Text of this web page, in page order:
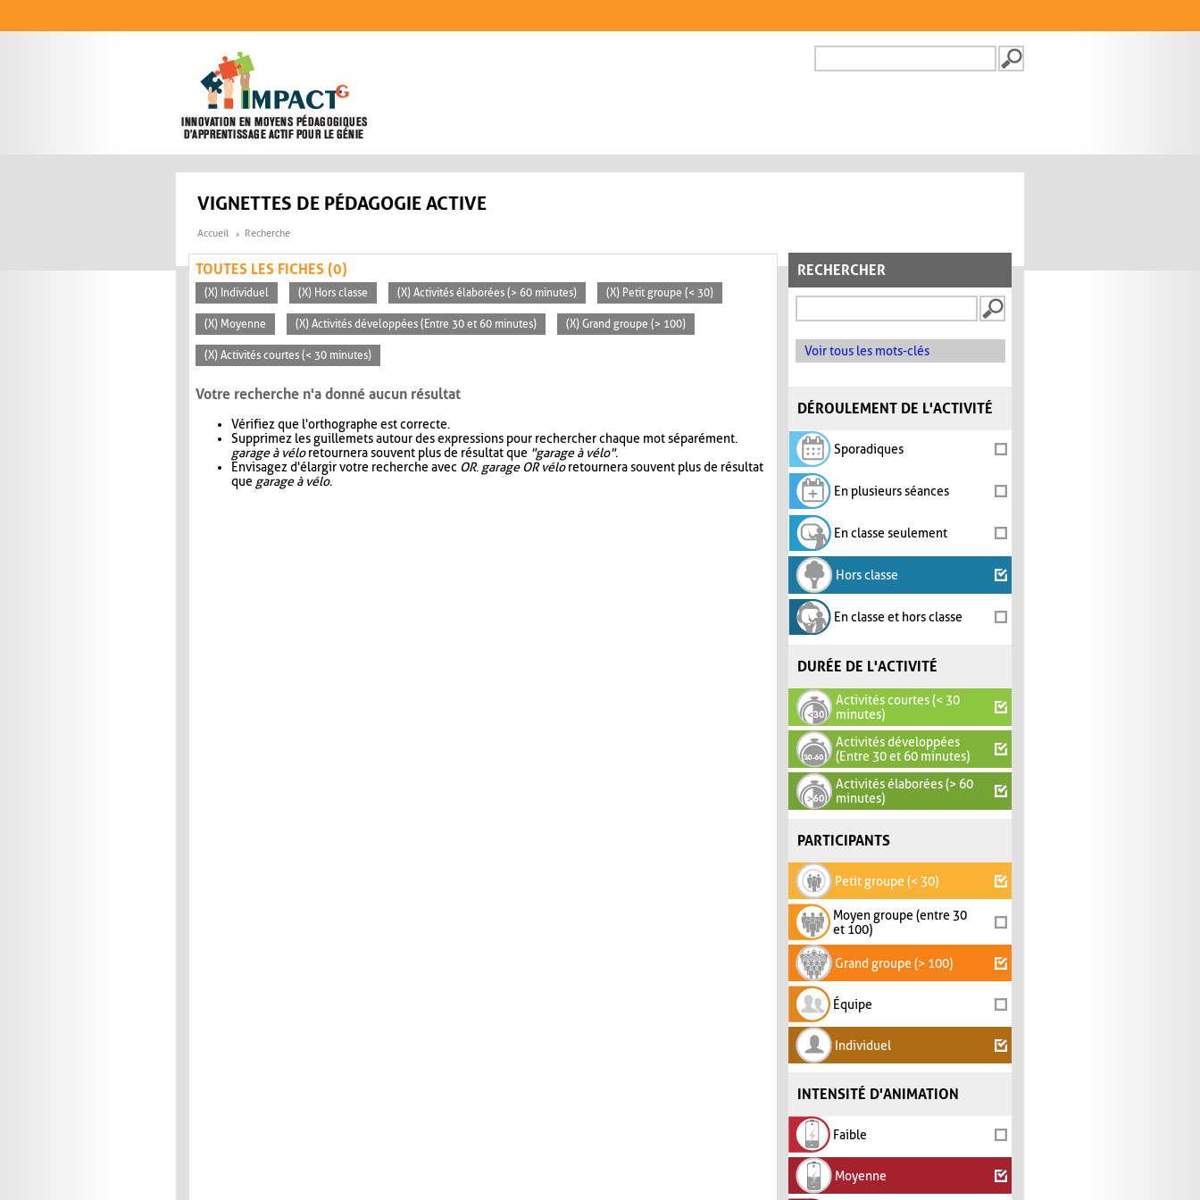
FORMULAIRE DE
VIGNETTES DE PÉDAGOGIE ACTIVE
Accueil Recherche
RECHERCHER
Voir tous les mots-clés
DÉROULEMENT DE L'ACTIVITÉ
Sporadiques
En plusieurs séances
En classe seulement
Hors classe
En classe et hors classe
DURÉE DE L'ACTIVITÉ
Activités courtes (< 30
minutes)
Activités développées
(Entre 30 et 60 minutes)
Activités élaborées (> 60
minutes)
PARTICIPANTS
Petit groupe (< 30)
Moyen groupe (entre 30
et 100)
Grand groupe (> 100)
Équipe
Individuel
INTENSITÉ D'ANIMATION
Faible
Moyenne
TOUTES LES FICHES (0)
(X) Individuel (X) Hors classe (X) Activités élaborées (> 60 minutes) (X) Petit groupe (< 30)
(X) Moyenne (X) Activités développées (Entre 30 et 60 minutes) (X) Grand groupe (> 100)
(X) Activités courtes (< 30 minutes)
Votre recherche n'a donné aucun résultat
Vérifiez que l'orthographe est correcte.
Supprimez les guillemets autour des expressions pour rechercher chaque mot séparément.
garage à véloretournera souvent plus de résultat que "garage à vélo".
Envisagez d'élargir votre recherche avec OR. garage OR véloretournera souvent plus de résultat
que garage à vélo.